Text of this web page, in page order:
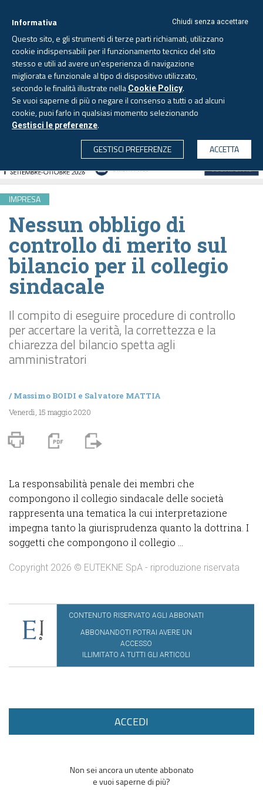
CERCA
Venerdì, 7 agosto 2026 - Aggiornato alle 6.00
IMPRESA
Nessun obbligo di
controllo di merito sul
bilancio per il collegio
sindacale
Il compito di eseguire procedure di controllo
per accertare la verità, la correttezza e la
chiarezza del bilancio spetta agli
amministratori
/Massimo BOIDI e Salvatore MATTIA
Venerdì, 15 maggio 2020
La responsabilità penale dei membri che
compongono il collegio sindacale delle società
rappresenta una tematica la cui interpretazione
impegna tanto la giurisprudenza quanto la dottrina. I
soggetti che compongono il collegio ...
Copyright 2026 © EUTEKNE SpA - riproduzione riservata
CONTENUTO RISERVATO AGLI ABBONATI
ABBONANDOTI POTRAI AVERE UN
ACCESSO
ILLIMITATO A TUTTI GLI ARTICOLI
ACCEDI
Non sei ancora un utente abbonato
e vuoi saperne di più?
Chiudi senza accettare
Informativa
Questo sito, e gli strumenti di terze parti richiamati, utilizzano
cookie indispensabili per il funzionamento tecnico del sito
stesso e utili ad avere un'esperienza di navigazione
migliorata e funzionale al tipo di dispositivo utilizzato,
secondo le finalità illustrate nella Cookie Policy.
Se vuoi saperne di più o negare il consenso a tutti o ad alcuni
cookie, puoi farlo in qualsiasi momento selezionando
Gestisci le preferenze.
GESTISCI PREFERENZE
ACCETTA